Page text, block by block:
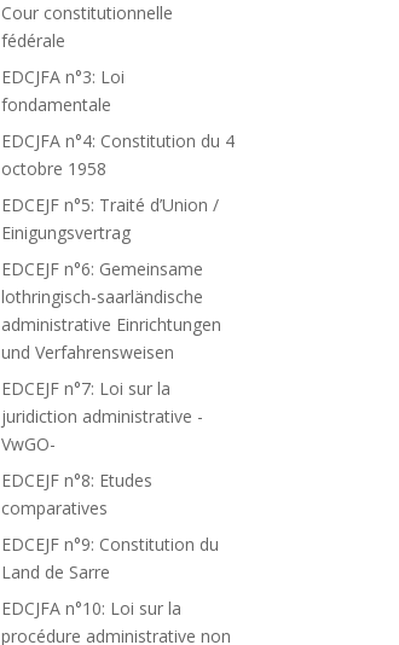
Cour constitutionnelle
fédérale
EDCJFA n°3: Loi
fondamentale
EDCJFA n°4: Constitution du 4
octobre 1958
EDCEJF n°5: Traité d’Union /
Einigungsvertrag
EDCEJF n°6: Gemeinsame
lothringisch-saarländische
administrative Einrichtungen
und Verfahrensweisen
EDCEJF n°7: Loi sur la
juridiction administrative -
VwGO-
EDCEJF n°8: Etudes
comparatives
EDCEJF n°9: Constitution du
Land de Sarre
EDCJFA n°10: Loi sur la
procédure administrative non